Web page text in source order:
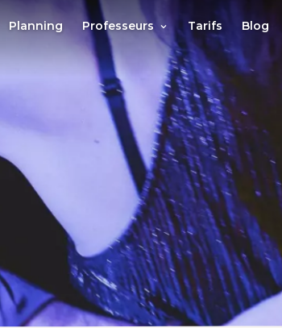
Planning Professeurs Tarifs Blog